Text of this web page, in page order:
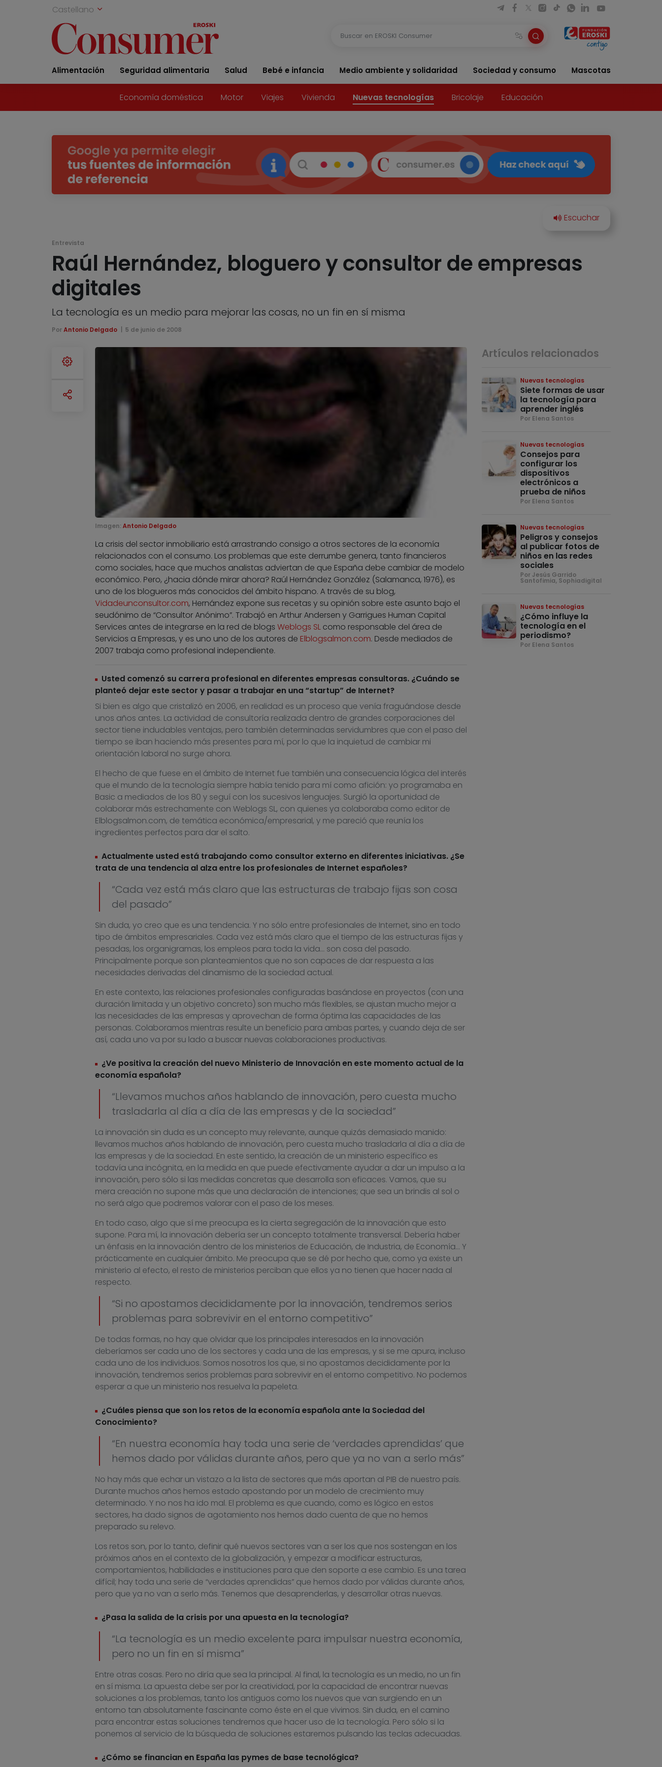
Castellano
Alimentación Seguridad alimentaria Salud Bebé e infancia Medio ambiente y solidaridad Sociedad y consumo Mascotas
Economía doméstica Motor Viajes Vivienda Nuevas tecnologías Bricolaje Educación
Entrevista
Raúl Hernández, bloguero y consultor de empresas
digitales
La tecnología es un medio para mejorar las cosas, no un fin en sí misma
Por Antonio Delgado 5 de junio de 2008
Imagen: Antonio Delgado
La crisis del sector inmobiliario está arrastrando consigo a otros sectores de la economía
relacionados con el consumo. Los problemas que este derrumbe genera, tanto financieros
como sociales, hace que muchos analistas adviertan de que España debe cambiar de modelo
económico. Pero, ¿hacia dónde mirar ahora? Raúl Hernández González (Salamanca, 1976), es
uno de los blogueros más conocidos del ámbito hispano. A través de su blog,
Vidadeunconsultor.com, Hernández expone sus recetas y su opinión sobre este asunto bajo el
seudónimo de “Consultor Anónimo”. Trabajó en Arthur Andersen y Garrigues Human Capital
Services antes de integrarse en la red de blogs Weblogs SLcomo responsable del área de
Servicios a Empresas, y es uno uno de los autores de Elblogsalmon.com. Desde mediados de
2007 trabaja como profesional independiente.
Usted comenzó su carrera profesional en diferentes empresas consultoras. ¿Cuándo se
planteó dejar este sector y pasar a trabajar en una “startup” de Internet?
Si bien es algo que cristalizó en 2006, en realidad es un proceso que venía fraguándose desde
unos años antes. La actividad de consultoría realizada dentro de grandes corporaciones del
sector tiene indudables ventajas, pero también determinadas servidumbres que con el paso del
tiempo se iban haciendo más presentes para mí, por lo que la inquietud de cambiar mi
orientación laboral no surge ahora.
El hecho de que fuese en el ámbito de Internet fue también una consecuencia lógica del interés
que el mundo de la tecnología siempre había tenido para mí como afición: yo programaba en
Basic a mediados de los 80 y seguí con los sucesivos lenguajes. Surgió la oportunidad de
colaborar más estrechamente con Weblogs SL, con quienes ya colaboraba como editor de
Elblogsalmon.com, de temática económica/empresarial, y me pareció que reunía los
ingredientes perfectos para dar el salto.
Actualmente usted está trabajando como consultor externo en diferentes iniciativas. ¿Se
trata de una tendencia al alza entre los profesionales de Internet españoles?
“Cada vez está más claro que las estructuras de trabajo fijas son cosa
del pasado”
Sin duda, yo creo que es una tendencia. Y no sólo entre profesionales de Internet, sino en todo
tipo de ámbitos empresariales. Cada vez está más claro que el tiempo de las estructuras fijas y
pesadas, los organigramas, los empleos para toda la vida… son cosa del pasado.
Principalmente porque son planteamientos que no son capaces de dar respuesta a las
necesidades derivadas del dinamismo de la sociedad actual.
En este contexto, las relaciones profesionales configuradas basándose en proyectos (con una
duración limitada y un objetivo concreto) son mucho más flexibles, se ajustan mucho mejor a
las necesidades de las empresas y aprovechan de forma óptima las capacidades de las
personas. Colaboramos mientras resulte un beneficio para ambas partes, y cuando deja de ser
así, cada uno va por su lado a buscar nuevas colaboraciones productivas.
¿Ve positiva la creación del nuevo Ministerio de Innovación en este momento actual de la
economía española?
“Llevamos muchos años hablando de innovación, pero cuesta mucho
trasladarla al día a día de las empresas y de la sociedad”
La innovación sin duda es un concepto muy relevante, aunque quizás demasiado manido:
llevamos muchos años hablando de innovación, pero cuesta mucho trasladarla al día a día de
las empresas y de la sociedad. En este sentido, la creación de un ministerio específico es
todavía una incógnita, en la medida en que puede efectivamente ayudar a dar un impulso a la
innovación, pero sólo si las medidas concretas que desarrolla son eficaces. Vamos, que su
mera creación no supone más que una declaración de intenciones; que sea un brindis al sol o
no será algo que podremos valorar con el paso de los meses.
En todo caso, algo que sí me preocupa es la cierta segregación de la innovación que esto
supone. Para mí, la innovación debería ser un concepto totalmente transversal. Debería haber
un énfasis en la innovación dentro de los ministerios de Educación, de Industria, de Economía… Y
prácticamente en cualquier ámbito. Me preocupa que se dé por hecho que, como ya existe un
ministerio al efecto, el resto de ministerios perciban que ellos ya no tienen que hacer nada al
respecto.
“Si no apostamos decididamente por la innovación, tendremos serios
problemas para sobrevivir en el entorno competitivo”
De todas formas, no hay que olvidar que los principales interesados en la innovación
deberíamos ser cada uno de los sectores y cada una de las empresas, y si se me apura, incluso
cada uno de los individuos. Somos nosotros los que, si no apostamos decididamente por la
innovación, tendremos serios problemas para sobrevivir en el entorno competitivo. No podemos
esperar a que un ministerio nos resuelva la papeleta.
¿Cuáles piensa que son los retos de la economía española ante la Sociedad del
Conocimiento?
“En nuestra economía hay toda una serie de ‘verdades aprendidas’ que
hemos dado por válidas durante años, pero que ya no van a serlo más”
No hay más que echar un vistazo a la lista de sectores que más aportan al PIB de nuestro país.
Durante muchos años hemos estado apostando por un modelo de crecimiento muy
determinado. Y no nos ha ido mal. El problema es que cuando, como es lógico en estos
sectores, ha dado signos de agotamiento nos hemos dado cuenta de que no hemos
preparado su relevo.
Los retos son, por lo tanto, definir qué nuevos sectores van a ser los que nos sostengan en los
próximos años en el contexto de la globalización, y empezar a modificar estructuras,
comportamientos, habilidades e instituciones para que den soporte a ese cambio. Es una tarea
difícil; hay toda una serie de “verdades aprendidas” que hemos dado por válidas durante años,
pero que ya no van a serlo más. Tenemos que desaprenderlas, y desarrollar otras nuevas.
¿Pasa la salida de la crisis por una apuesta en la tecnología?
“La tecnología es un medio excelente para impulsar nuestra economía,
pero no un fin en sí misma”
Entre otras cosas. Pero no diría que sea la principal. Al final, la tecnología es un medio, no un fin
en sí misma. La apuesta debe ser por la creatividad, por la capacidad de encontrar nuevas
soluciones a los problemas, tanto los antiguos como los nuevos que van surgiendo en un
entorno tan absolutamente fascinante como éste en el que vivimos. Sin duda, en el camino
para encontrar estas soluciones tendremos que hacer uso de la tecnología. Pero sólo si la
ponemos al servicio de la búsqueda de soluciones estaremos pulsando las teclas adecuadas.
¿Cómo se financian en España las pymes de base tecnológica?
Artículos relacionados
Nuevas tecnologías
Siete formas de usar
la tecnología para
aprender inglés
Por Elena Santos
Nuevas tecnologías
Consejos para
configurar los
dispositivos
electrónicos a
prueba de niños
Por Elena Santos
Nuevas tecnologías
Peligros y consejos
al publicar fotos de
niños en las redes
sociales
Por Jesús Garrido
Santofimia, Sophiadigital
Nuevas tecnologías
¿Cómo influye la
tecnología en el
periodismo?
Por Elena Santos